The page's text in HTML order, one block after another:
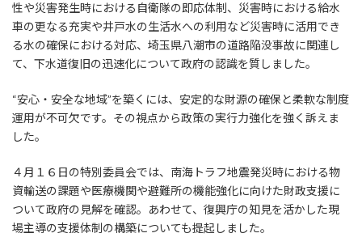
性や災害発生時における自衛隊の即応体制、災害時における給水
車の更なる充実や井戸水の生活水への利用など災害時に活用でき
る水の確保における対応、埼玉県八潮市の道路陥没事故に関連し
て、下水道復旧の迅速化について政府の認識を質しました。
“安心・安全な地域”を築くには、安定的な財源の確保と柔軟な制度
運用が不可欠です。その視点から政策の実行力強化を強く訴えま
した。
４月１６日の特別委員会では、南海トラフ地震発災時における物
資輸送の課題や医療機関や避難所の機能強化に向けた財政支援に
ついて政府の見解を確認。あわせて、復興庁の知見を活かした現
場主導の支援体制の構築についても提起しました。